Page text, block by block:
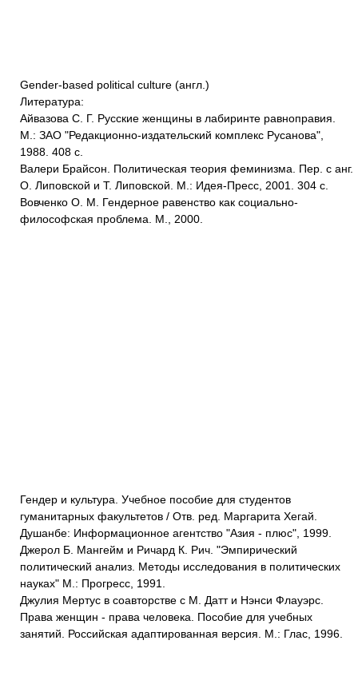
Gender-based political culture (англ.)
Литература:
Айвазова С. Г. Русские женщины в лабиринте равноправия.
М.: ЗАО "Редакционно-издательский комплекс Русанова",
1988. 408 с.
Валери Брайсон. Политическая теория феминизма. Пер. с анг.
О. Липовской и Т. Липовской. М.: Идея-Пресс, 2001. 304 с.
Вовченко О. М. Гендерное равенство как социально-
философская проблема. М., 2000.
Гендер и культура. Учебное пособие для студентов
гуманитарных факультетов / Отв. ред. Маргарита Хегай.
Душанбе: Информационное агентство "Азия - плюс", 1999.
Джерол Б. Мангейм и Ричард К. Рич. "Эмпирический
политический анализ. Методы исследования в политических
науках" М.: Прогресс, 1991.
Джулия Мертус в соавторстве с М. Датт и Нэнси Флауэрс.
Права женщин - права человека. Пособие для учебных
занятий. Российская адаптированная версия. М.: Глас, 1996.